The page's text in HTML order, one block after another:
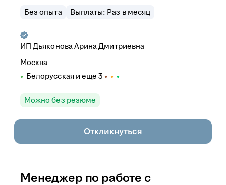
Без опыта Выплаты: Раз в месяц
ИПДьяконова Арина Дмитриевна
Москва
Белорусская и еще 3
Можно без резюме
Откликнуться
Менеджер по работе с